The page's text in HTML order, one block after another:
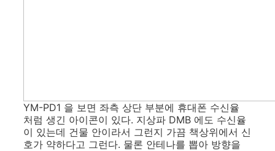
YM-PD1 을 보면 좌측 상단 부분에 휴대폰 수신율
처럼 생긴 아이콘이 있다. 지상파 DMB 에도 수신율
이 있는데 건물 안이라서 그런지 가끔 책상위에서 신
호가 약하다고 그런다. 물론 안테나를 뽑아 방향을